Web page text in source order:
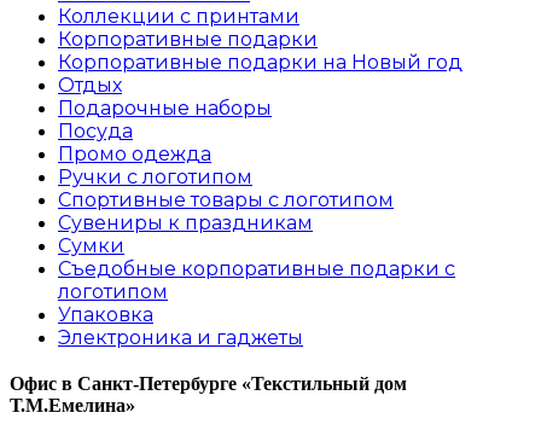
Коллекции с принтами
Корпоративные подарки
Корпоративные подарки на Новый год
Отдых
Подарочные наборы
Посуда
Промо одежда
Ручки с логотипом
Спортивные товары с логотипом
Сувениры к праздникам
Сумки
Съедобные корпоративные подарки с
логотипом
Упаковка
Электроника и гаджеты
Офис в Санкт-Петербурге «Текстильный дом
Т.М.Емелина»